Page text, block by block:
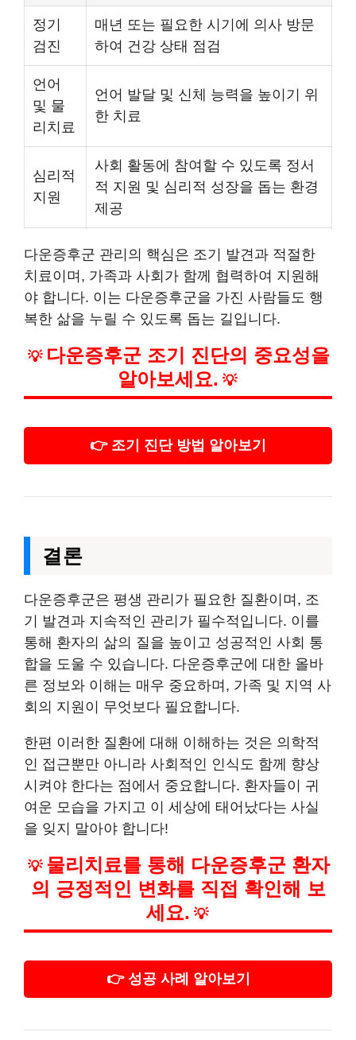
정기
검진
매년 또는 필요한 시기에 의사 방문
하여 건강 상태 점검
언어
및 물
리치료
언어 발달 및 신체 능력을 높이기 위
한 치료
심리적
지원
사회 활동에 참여할 수 있도록 정서
적 지원 및 심리적 성장을 돕는 환경
제공
다운증후군 관리의 핵심은 조기 발견과 적절한
치료이며, 가족과 사회가 함께 협력하여 지원해
야 합니다. 이는 다운증후군을 가진 사람들도 행
복한 삶을 누릴 수 있도록 돕는 길입니다.
💡 다운증후군 조기 진단의 중요성을
알아보세요. 💡
👉 조기 진단 방법 알아보기
결론
다운증후군은 평생 관리가 필요한 질환이며, 조
기 발견과 지속적인 관리가 필수적입니다. 이를
통해 환자의 삶의 질을 높이고 성공적인 사회 통
합을 도울 수 있습니다. 다운증후군에 대한 올바
른 정보와 이해는 매우 중요하며, 가족 및 지역 사
회의 지원이 무엇보다 필요합니다.
한편 이러한 질환에 대해 이해하는 것은 의학적
인 접근뿐만 아니라 사회적인 인식도 함께 향상
시켜야 한다는 점에서 중요합니다. 환자들이 귀
여운 모습을 가지고 이 세상에 태어났다는 사실
을 잊지 말아야 합니다!
💡 물리치료를 통해 다운증후군 환자
의 긍정적인 변화를 직접 확인해 보
세요. 💡
👉 성공 사례 알아보기